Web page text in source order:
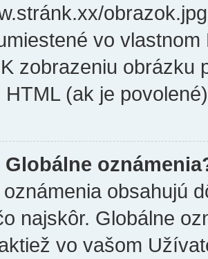
vo
zobrazeniu obrázku
(ak je
obsahujú
najskôr. Globálne
vo vašom